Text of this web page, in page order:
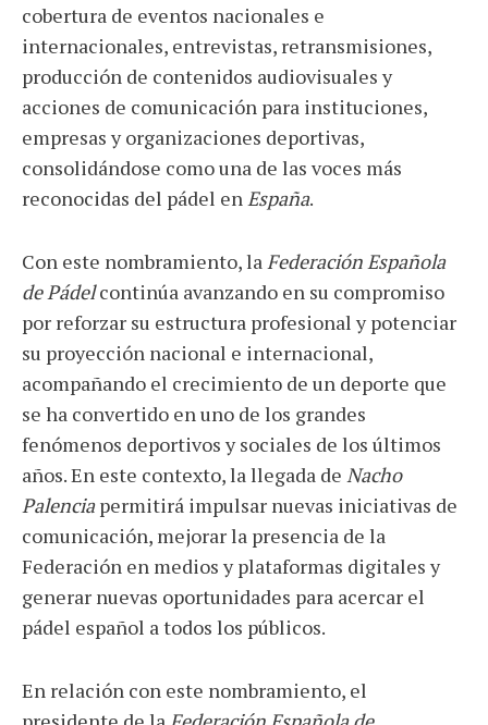
cobertura de eventos nacionales e
internacionales, entrevistas, retransmisiones,
producción de contenidos audiovisuales y
acciones de comunicación para instituciones,
empresas y organizaciones deportivas,
consolidándose como una de las voces más
reconocidas del pádel enEspaña.
Con este nombramiento, laFederación Española
de Pádelcontinúa avanzando en su compromiso
por reforzar su estructura profesional y potenciar
su proyección nacional e internacional,
acompañando el crecimiento de un deporte que
se ha convertido en uno de los grandes
fenómenos deportivos y sociales de los últimos
años. En este contexto, la llegada de Nacho
Palenciapermitirá impulsar nuevas iniciativas de
comunicación, mejorar la presencia de la
Federación en medios y plataformas digitales y
generar nuevas oportunidades para acercar el
pádel español a todos los públicos.
En relación con este nombramiento, el